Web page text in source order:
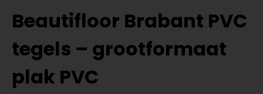
Beautifloor Brabant PVC
tegels – grootformaat
plak PVC